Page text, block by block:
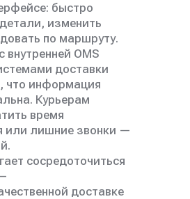
быстро
изменить
по маршруту.
внутренней OMS
доставки
что информация
Курьерам
время
или лишние звонки —
сосредоточиться
доставке